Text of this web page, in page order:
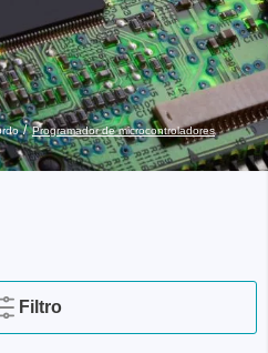
Programador de microcontroladores
Filtro